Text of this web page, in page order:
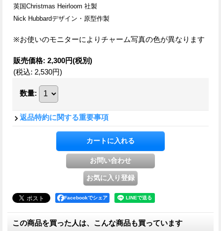
英国Christmas Heirloom 社製
Nick Hubbardデザイン・原型作製
※お使いのモニターによりチャーム写真の色が異なります
販売価格: 2,300円(税別)
(税込: 2,530円)
数量:
返品特約に関する重要事項
Facebookでシェア
この商品を買った人は、こんな商品も買っています